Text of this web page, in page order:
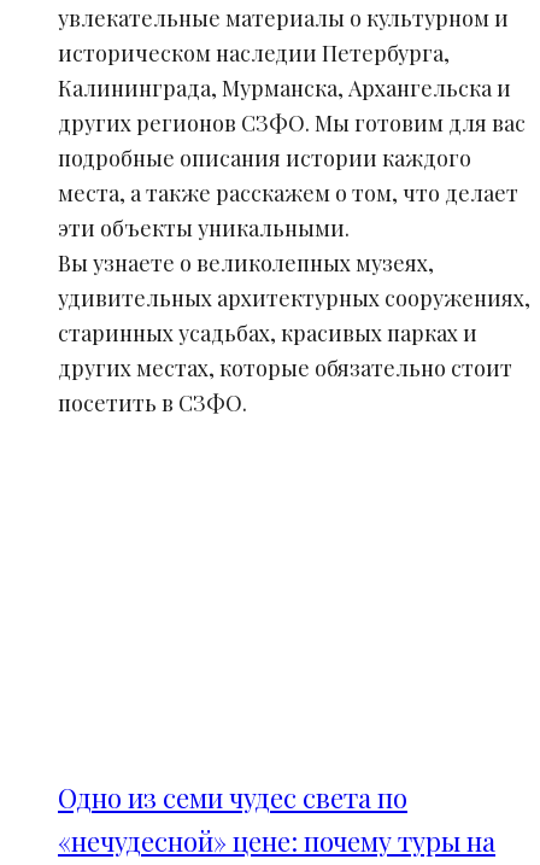
увлекательные материалы о культурном и
историческом наследии Петербурга,
Калининграда, Мурманска, Архангельска и
других регионов СЗФО. Мы готовим для вас
подробные описания истории каждого
места, а также расскажем о том, что делает
эти объекты уникальными.
Вы узнаете о великолепных музеях,
удивительных архитектурных сооружениях,
старинных усадьбах, красивых парках и
других местах, которые обязательно стоит
посетить в СЗФО.
Одно из семи чудес света по
«нечудесной» цене: почему туры на